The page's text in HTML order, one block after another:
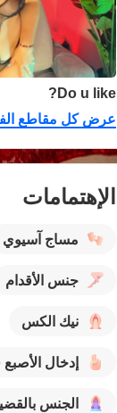
Do u like?
عرض كل مقاطع
الإهتمامات
مساج آسيوي
جنس الأقدام
نيك الكس
إدخال
الجنس